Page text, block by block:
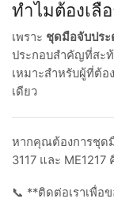
ทำไมต้องเลื
เพราะ ชุดมือจับปร
ประกอบสำคัญที่สะท้
เหมาะสำหรับผู้ที่ต้
เดียว
หากคุณต้องการชุด
3117 และ
📞 **ติดต่อเราเพื่อ